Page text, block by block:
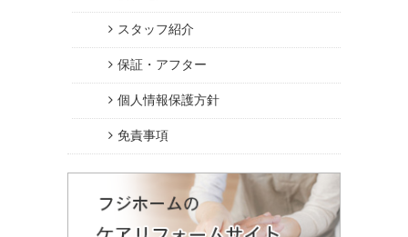
スタッフ紹介
保証・アフター
個人情報保護方針
免責事項